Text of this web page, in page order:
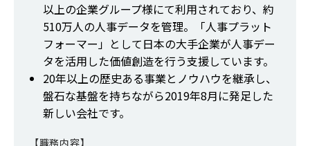
以上の企業グループ様にて利用されており、約
510万人の人事データを管理。「人事プラット
フォーマー」として日本の大手企業が人事デー
タを活用した価値創造を行う支援しています。
20年以上の歴史ある事業とノウハウを継承し、
盤石な基盤を持ちながら2019年8月に発足した
新しい会社です。
【職務内容】